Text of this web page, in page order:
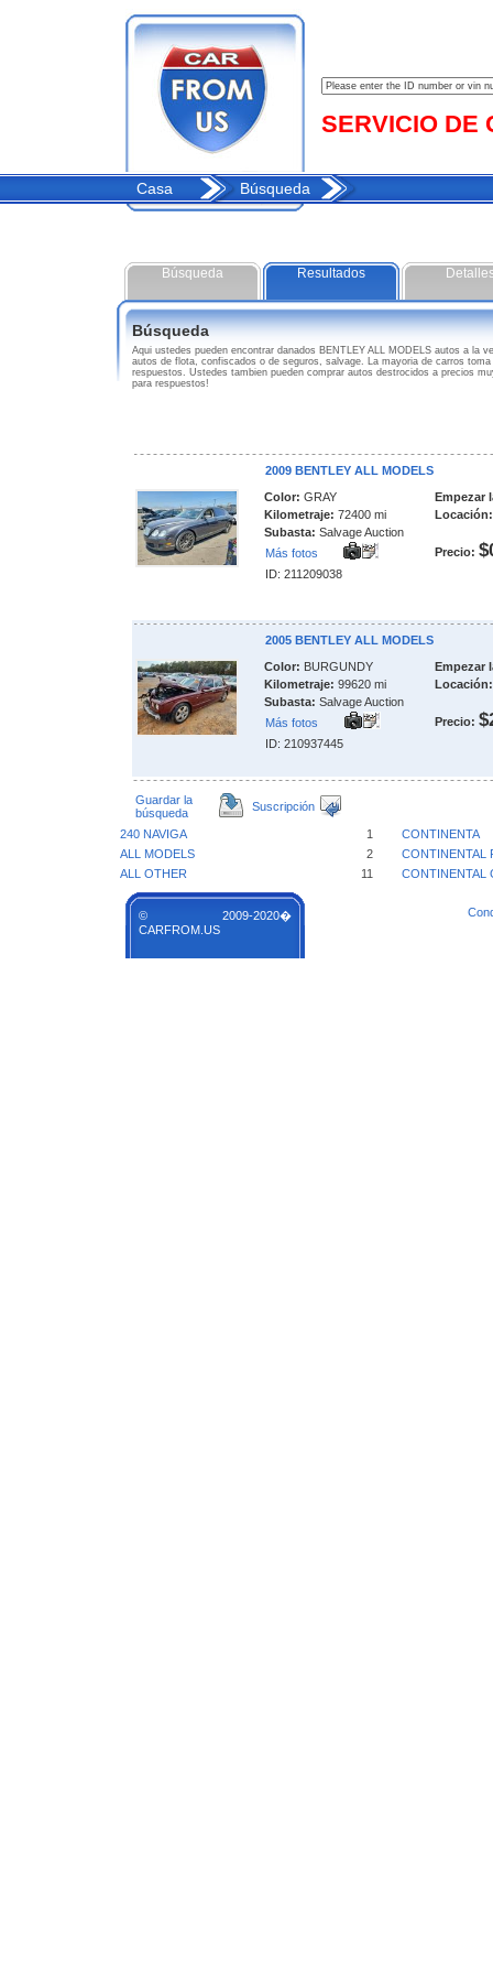
SERVICIO DE
Casa Búsqueda
Búsqueda Resultados
Búsqueda
Aqui ustedes pueden encontrar danados BENTLEY ALL MODELS autos a la
autos de flota, confiscados o de seguros, salvage. La mayoria de carros
respuestos. Ustedes tambien pueden comprar autos destrocidos a precios
para respuestos!
2009 BENTLEY ALL MODELS
Color: GRAY
Kilometraje: 72400 mi
Subasta: Salvage Auction
Más fotos
ID: 211209038
Empezar
Locación:
Precio:
2005 BENTLEY ALL MODELS
Color: BURGUNDY
Kilometraje: 99620 mi
Subasta: Salvage Auction
Más fotos
ID: 210937445
Empezar
Locación:
Precio:
Guardar la
búsqueda
Suscripción
240 NAVIGA 1
CONTINENTA
ALL MODELS
2
CONTINENTAL
ALL OTHER
11 CONTINENTAL
© 2009-2020�
CARFROM.US